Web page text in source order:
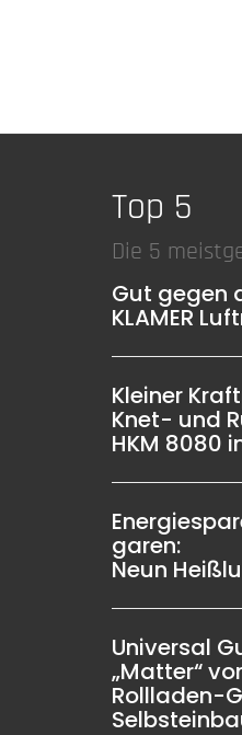
Top 5
Die 5
Gut gegen
KLAMER
Kleiner
Knet- und
HKM 8080
garen:
Neun
Universal
„Matter“
Rollladen-